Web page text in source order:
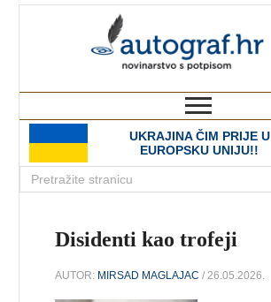
UKRAJINA ČIM PRIJE U
EUROPSKU UNIJU!!
Disidenti kao trofeji
AUTOR: MIRSAD MAGLAJAC / 26.05.2026.